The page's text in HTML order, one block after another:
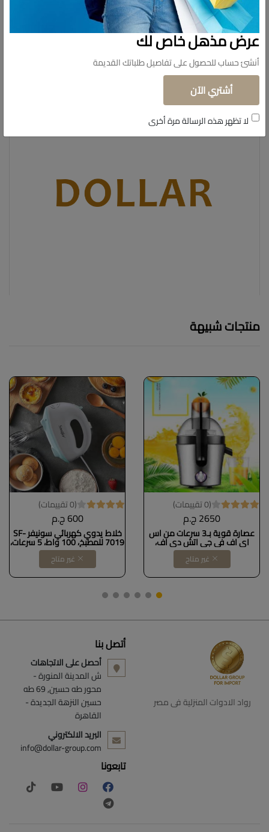
تحقيق نتائج مثالية. 【قفل أمان】لا يعمل خلاط الطعام إلا إذا كانت الأجزاء
الثلاثة: الوعاء وقاعدة الصندوق، والوعاء والغطاء، والغطاء وقضيب الدفع
الأسود مُحكمة الإغلاق. هذه نقطة مهمة جدًا لضمان استخدام منشاركم
بشكل أفضل
منتجات شبيهة
(0 تقييمات)
2650 ج.م
عصارة قوية بـ3 سرعات من اس
اي اف في جي اتش دي اف،
عصارة طرد مركزي للفواكه
والخضروات مع وظيفة نبض
اضافية، سهلة التنظيف DOLLAR
FOR IMPORT كود B0D9W46KS5
غير متاح
(0 تقييمات)
600 ج.م
خلاط يدوي كهربائي سونيفر SF-
7019 للمطبخ، 100 واط، 5 سرعات،
خفاقة عجين، سهل التنظيف. كود
DOLLAR FOR IMPORT
B0BVJ3H1BW
غير متاح
رواد الادوات المنزلية فى مصر
أتصل بنا
أحصل على الاتجاهات
ش المدينة المنورة -
محور طه حسين, 69 طه
حسين النزهة الجديدة -
القاهرة
البريد الالكتروني
info@dollar-group.com
تابعونا
عرض مذهل خاص لك
أنشئ حساب للحصول على تفاصيل طلباتك القديمة
أشتري الآن
لا تظهر هذه الرسالة مرة أخرى